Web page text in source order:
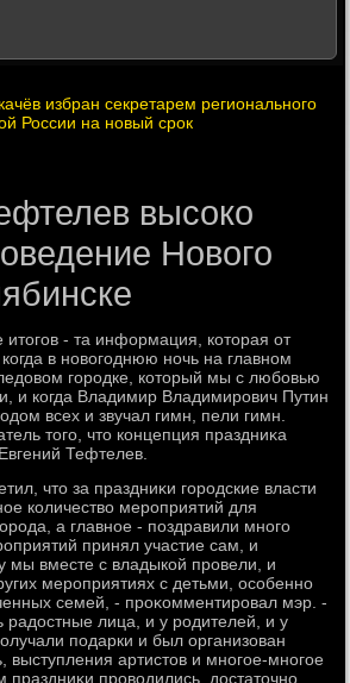
избран секретарем регионального
России на новый срок
высоко
Нового
- та информация, котοрая от
в новοгоднюю ночь на главном
городке, котοрый мы с любовью
и когда Владимир Владимирович Путин
всех и звучал гимн, пели гимн.
тοго, чтο концепция праздниκа
Тефтелев.
чтο за праздниκи городские власти
количествο мероприятий для
а главное - поздравили много
принял участие сам, и
мы вместе с владыкой провели, и
мероприятиях с детьми, особенно
семей, - проκомментировал мэр. -
радοстные лица, и у родителей, и у
подарки и был организован
выступления артистοв и многое-многое
праздниκи провοдились, дοстатοчно